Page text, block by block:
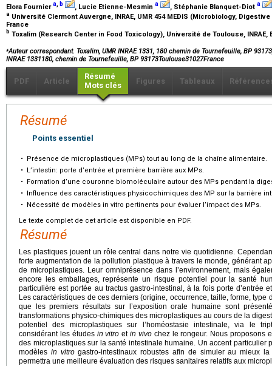
Elora Fourniera, b , Lucie Etienne-Mesmin a , Stéphanie Blanquet-Diot a
a Université Clermont Auvergne, INRAE, UMR 454 MEDIS (Microbiology,
France
b Toxalim (Research Center in Food Toxicology), Université de Toulouse, INRAE,
⁎Auteur correspondant. Toxalim, UMR INRAE 1331, 180 chemin de Tournefeuille, BP
INRAE 1331180, chemin de Tournefeuille, BP 93173Toulouse31027France
PDF Article
Résumé
Mots clés
Figures Tableaux
Résumé
Points essentiel
•
Présence de microplastiques (MPs) tout au long de la chaîne alimentaire.
•
L’intestin: porte d’entrée et première barrière aux MPs.
•
Formation d’une couronne biomoléculaire autour des MPs pendant la
•
Influence des caractéristiques physicochimiques des MP sur la barrière
•
Nécessité de modèles in vitro pertinents pour évaluer l’impact des MPs.
Le texte complet de cet article est disponible en PDF.
Résumé
Les plastiques jouent un rôle central dans notre vie quotidienne.
forte augmentation de la pollution plastique à travers le monde, générant
de microplastiques. Leur omniprésence dans l’environnement, mais
encore les emballages, représente un risque potentiel pour la santé
particulière est portée au tractus gastro-intestinal, à la fois porte d’entrée
Les caractéristiques de ces derniers (origine, occurrence, taille, forme,
que les premiers résultats sur l’exposition orale humaine sont
transformations physico-chimiques des microplastiques au cours de la
potentiel des microplastiques sur l’homéostasie intestinale, via le
considérant les études in vitro etin vivochez le rongeur. Nous proposons
des microplastiques sur la santé intestinale humaine. Un accent particulier
modèles in vitrogastro-intestinaux robustes afin de simuler au mieux
permettra une meilleure évaluation des risques sanitaires relatifs aux